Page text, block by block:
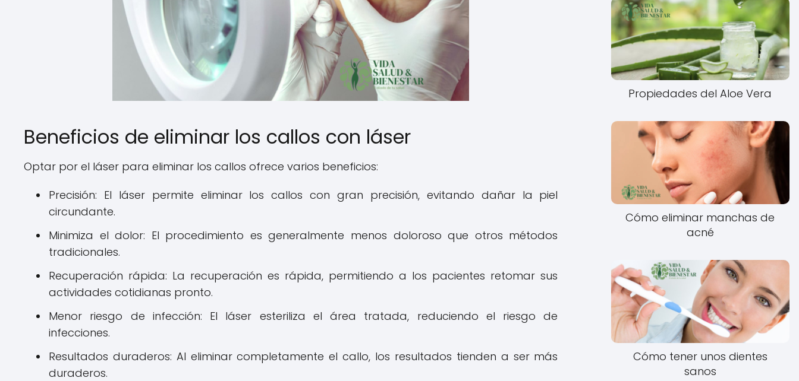
Beneficios de eliminar los callos con láser
Optar por el láser para eliminar los callos ofrece varios beneficios:
Precisión: El láser permite eliminar los callos con gran precisión, evitando dañar la piel
circundante.
Minimiza el dolor: El procedimiento es generalmente menos doloroso que otros métodos
tradicionales.
Recuperación rápida: La recuperación es rápida, permitiendo a los pacientes retomar sus
actividades cotidianas pronto.
Menor riesgo de infección: El láser esteriliza el área tratada, reduciendo el riesgo de
infecciones.
Resultados duraderos: Al eliminar completamente el callo, los resultados tienden a ser más
duraderos.
Propiedades del Aloe Vera
Cómo eliminar manchas de
acné
Cómo tener unos dientes
sanos